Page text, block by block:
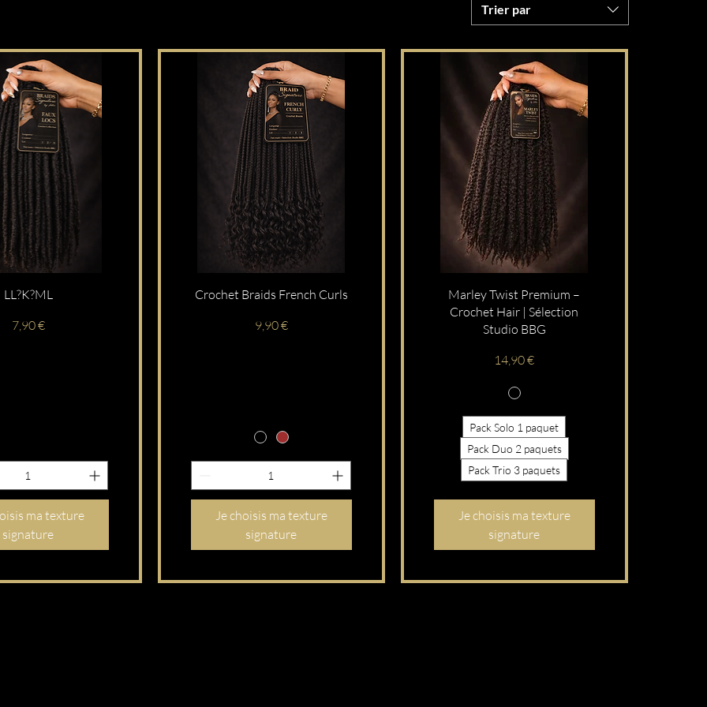
Trier par
LL?K?ML
Prix
7,90 €
ma texture
signature
Crochet Braids French Curls
Prix
9,90 €
Je choisis ma texture
signature
Marley Twist Premium –
Crochet Hair | Sélection
Studio BBG
Prix
14,90 €
Pack Solo 1 paquet
Pack Duo 2 paquets
Pack Trio 3 paquets
Je choisis ma texture
signature